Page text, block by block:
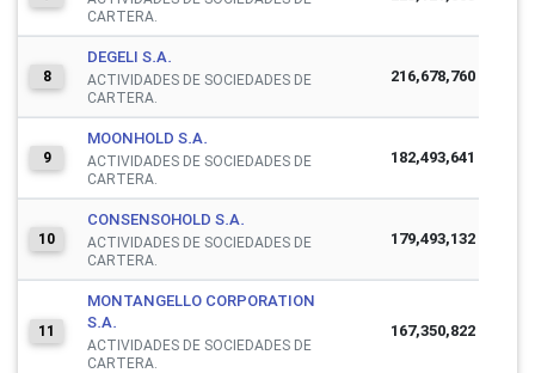
CARTERA.
8
DEGELI S.A.
ACTIVIDADES DE SOCIEDADES DE
CARTERA.
216,678,760
9
MOONHOLD S.A.
ACTIVIDADES DE SOCIEDADES DE
CARTERA.
182,493,641
10
CONSENSOHOLD S.A.
ACTIVIDADES DE SOCIEDADES DE
CARTERA.
179,493,132
11
MONTANGELLO CORPORATION
S.A.
ACTIVIDADES DE SOCIEDADES DE
CARTERA.
167,350,822